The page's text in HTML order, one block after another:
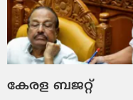
കേരള ബജറ്റ്